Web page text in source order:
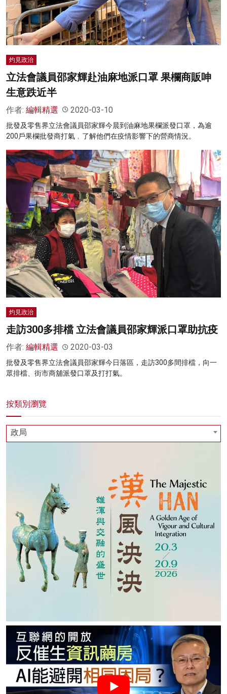
灼見政治
立法會議員邵家輝赴油麻地派口罩 果欄商販呻
生意跌近半
作者: 編輯精選 2020-03-10
批發及零售界立法會議員邵家輝今晨到油麻地果欄派發口罩，為逾
200戶果欄批發商打氣﹐了解他們在疫情影響下的營商情況。
灼見政治
走訪300多排檔 立法會議員邵家輝派口罩助抗疫
作者: 編輯精選 2020-03-03
批發及零售界立法會議員邵家輝今日落區，走訪300多間排檔，向一
眾排檔、街市商舖派發口罩及打打氣。
按類別瀏覽
政局